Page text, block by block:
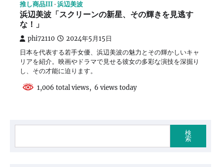
推し商品III 浜辺美波
浜辺美波「スクリーンの新星、その輝きを見逃す
な！」
phi72110 2024年5月15日
日本を代表する若手女優、浜辺美波の魅力とその輝かしいキャ
リアを紹介。映画やドラマで見せる彼女の多彩な演技を深掘り
し、その才能に迫ります。
1,006 total views, 6 views today
検
索